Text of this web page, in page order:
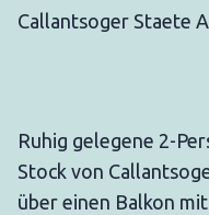
Callantsoger Staete
Ruhig gelegene 2-
Stock von
über einen Balkon